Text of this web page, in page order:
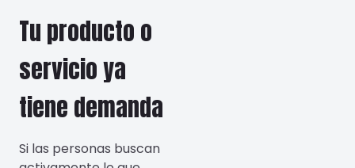
Tu producto o
servicio ya
tiene demanda
Si las personas buscan